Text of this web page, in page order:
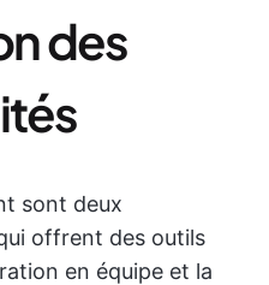
des
sont deux
offrent des outils
en équipe et la